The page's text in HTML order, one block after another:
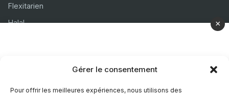
Gérer le consentement
Pour offrir les meilleures expériences, nous utilisons des
Flexitarien
Halal
À propos
×